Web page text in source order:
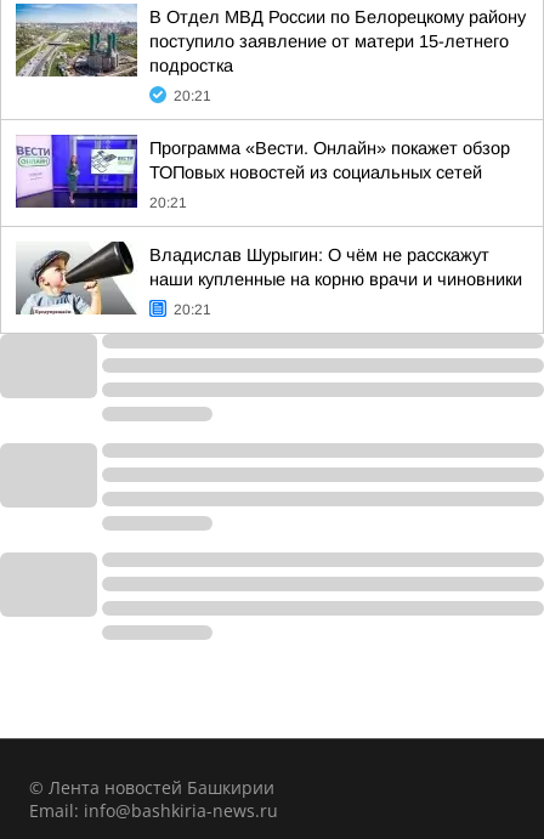
В Отдел МВД России по Белорецкому району
поступило заявление от матери 15-летнего
подростка
20:21
Программа «Вести. Онлайн» покажет обзор
ТОПовых новостей из социальных сетей
20:21
Владислав Шурыгин: О чём не расскажут
наши купленные на корню врачи и чиновники
20:21
© Лента новостей Башкирии
Email: info@bashkiria-news.ru